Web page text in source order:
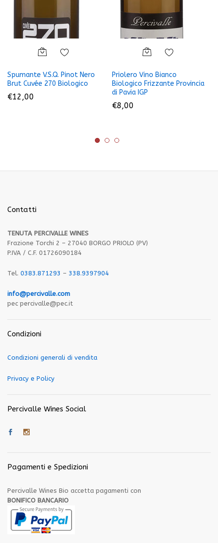
Spumante V.S.Q. Pinot Nero
Brut Cuvée 270 Biologico
€12,00
Priolero Vino Bianco
Biologico Frizzante Provincia
di Pavia IGP
€8,00
Contatti
TENUTA PERCIVALLE WINES
Frazione Torchi 2 – 27040 BORGO PRIOLO (PV)
P.IVA / C.F. 01726090184
Tel. 0383.871293 – 338.9397904
info@percivalle.com
pec percivalle@pec.it
Condizioni
Condizioni generali di vendita
Privacy e Policy
Percivalle Wines Social
Pagamenti e Spedizioni
Percivalle Wines Bio accetta pagamenti con
BONIFICO BANCARIO